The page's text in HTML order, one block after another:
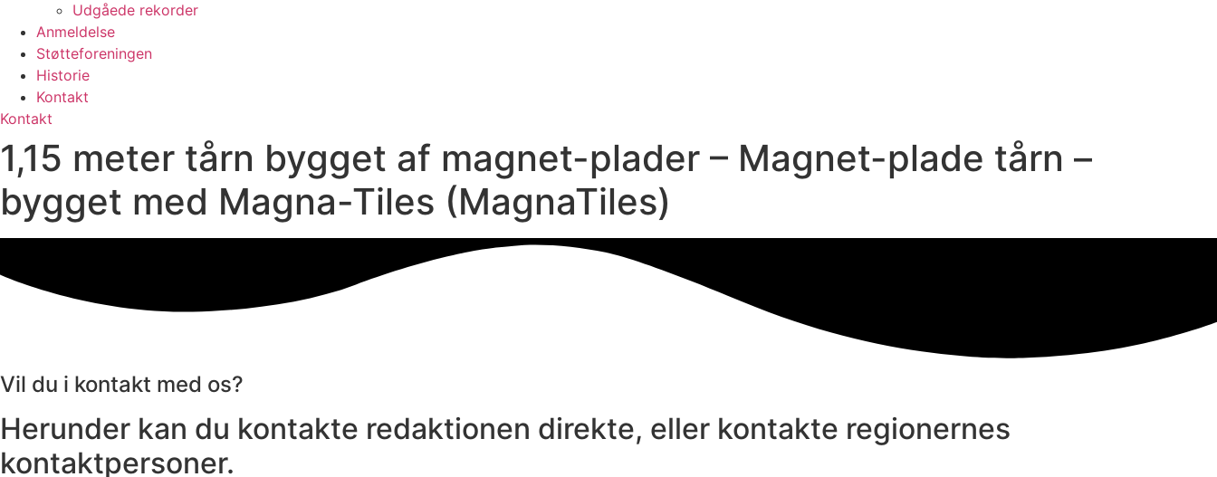
Udgåede rekorder
Anmeldelse
Støtteforeningen
Historie
Kontakt
Kontakt
1,15 meter tårn bygget af magnet-plader – Magnet-plade tårn –
bygget med Magna-Tiles (MagnaTiles)
Vil du i kontakt med os?
Herunder kan du kontakte redaktionen direkte, eller kontakte regionernes
kontaktpersoner.